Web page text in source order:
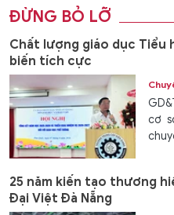
ĐỪNG BỎ LỠ
Chất lượng giáo dục Tiểu
biến tích cực
cơ
25 năm kiến tạo thương
Đại Việt Đà Nẵng